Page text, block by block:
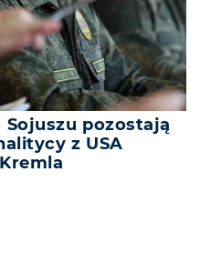
pozostają
z USA